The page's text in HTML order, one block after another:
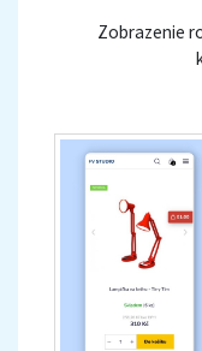
Zobrazenie